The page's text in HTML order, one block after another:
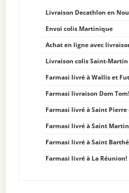
Livraison Decathlon en
Envoi colis Martinique
Achat en ligne avec
Livraison colis Saint-Martin
Farmasi livré à Wallis et
Farmasi livraison Dom Tom!
Farmasi livré à Saint
Farmasi livré à Saint
Farmasi livré à Saint
Farmasi livré à La Réunion!